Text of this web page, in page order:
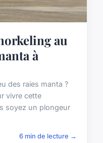
au
à
des raies manta ?
vivre cette
soyez un plongeur
6 min de lecture →